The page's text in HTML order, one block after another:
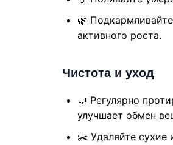
🌿
активного роста.
Чистота и уход
🧼 Регулярно
улучшает обмен
✂️ Удаляйте сухие